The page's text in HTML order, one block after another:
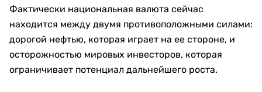
Фактически национальная валюта сейчас
находится между двумя противоположными силами:
дорогой нефтью, которая играет на ее стороне, и
осторожностью мировых инвесторов, которая
ограничивает потенциал дальнейшего роста.